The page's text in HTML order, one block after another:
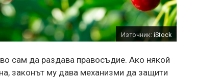
Източник: iStock
сам да раздава правосъдие. Ако някой
законът му дава механизми да защити